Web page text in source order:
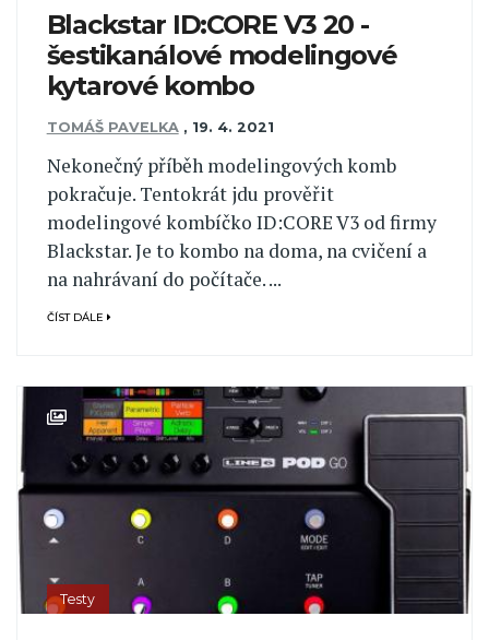
Blackstar ID:CORE V3 20 -
šestikanálové modelingové
kytarové kombo
TOMÁŠ PAVELKA , 19. 4. 2021
Nekonečný příběh modelingových komb
pokračuje. Tentokrát jdu prověřit
modelingové kombíčko ID:CORE V3 od firmy
Blackstar. Je to kombo na doma, na cvičení a
na nahrávaní do počítače. ...
ČÍST DÁLE
Testy